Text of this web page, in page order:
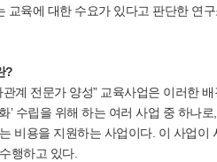
교육에 대한 수요가 있다고 판단한 연
?
계 전문가 양성” 교육사업은 이러한
’ 수립을 위해 하는 여러 사업 중 하
비용을 지원하는 사업이다. 이 사업
행하고 있다.